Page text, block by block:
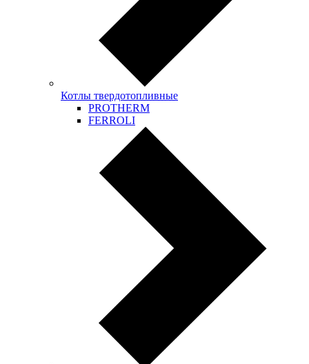
Котлы твердотопливные
PROTHERM
FERROLI